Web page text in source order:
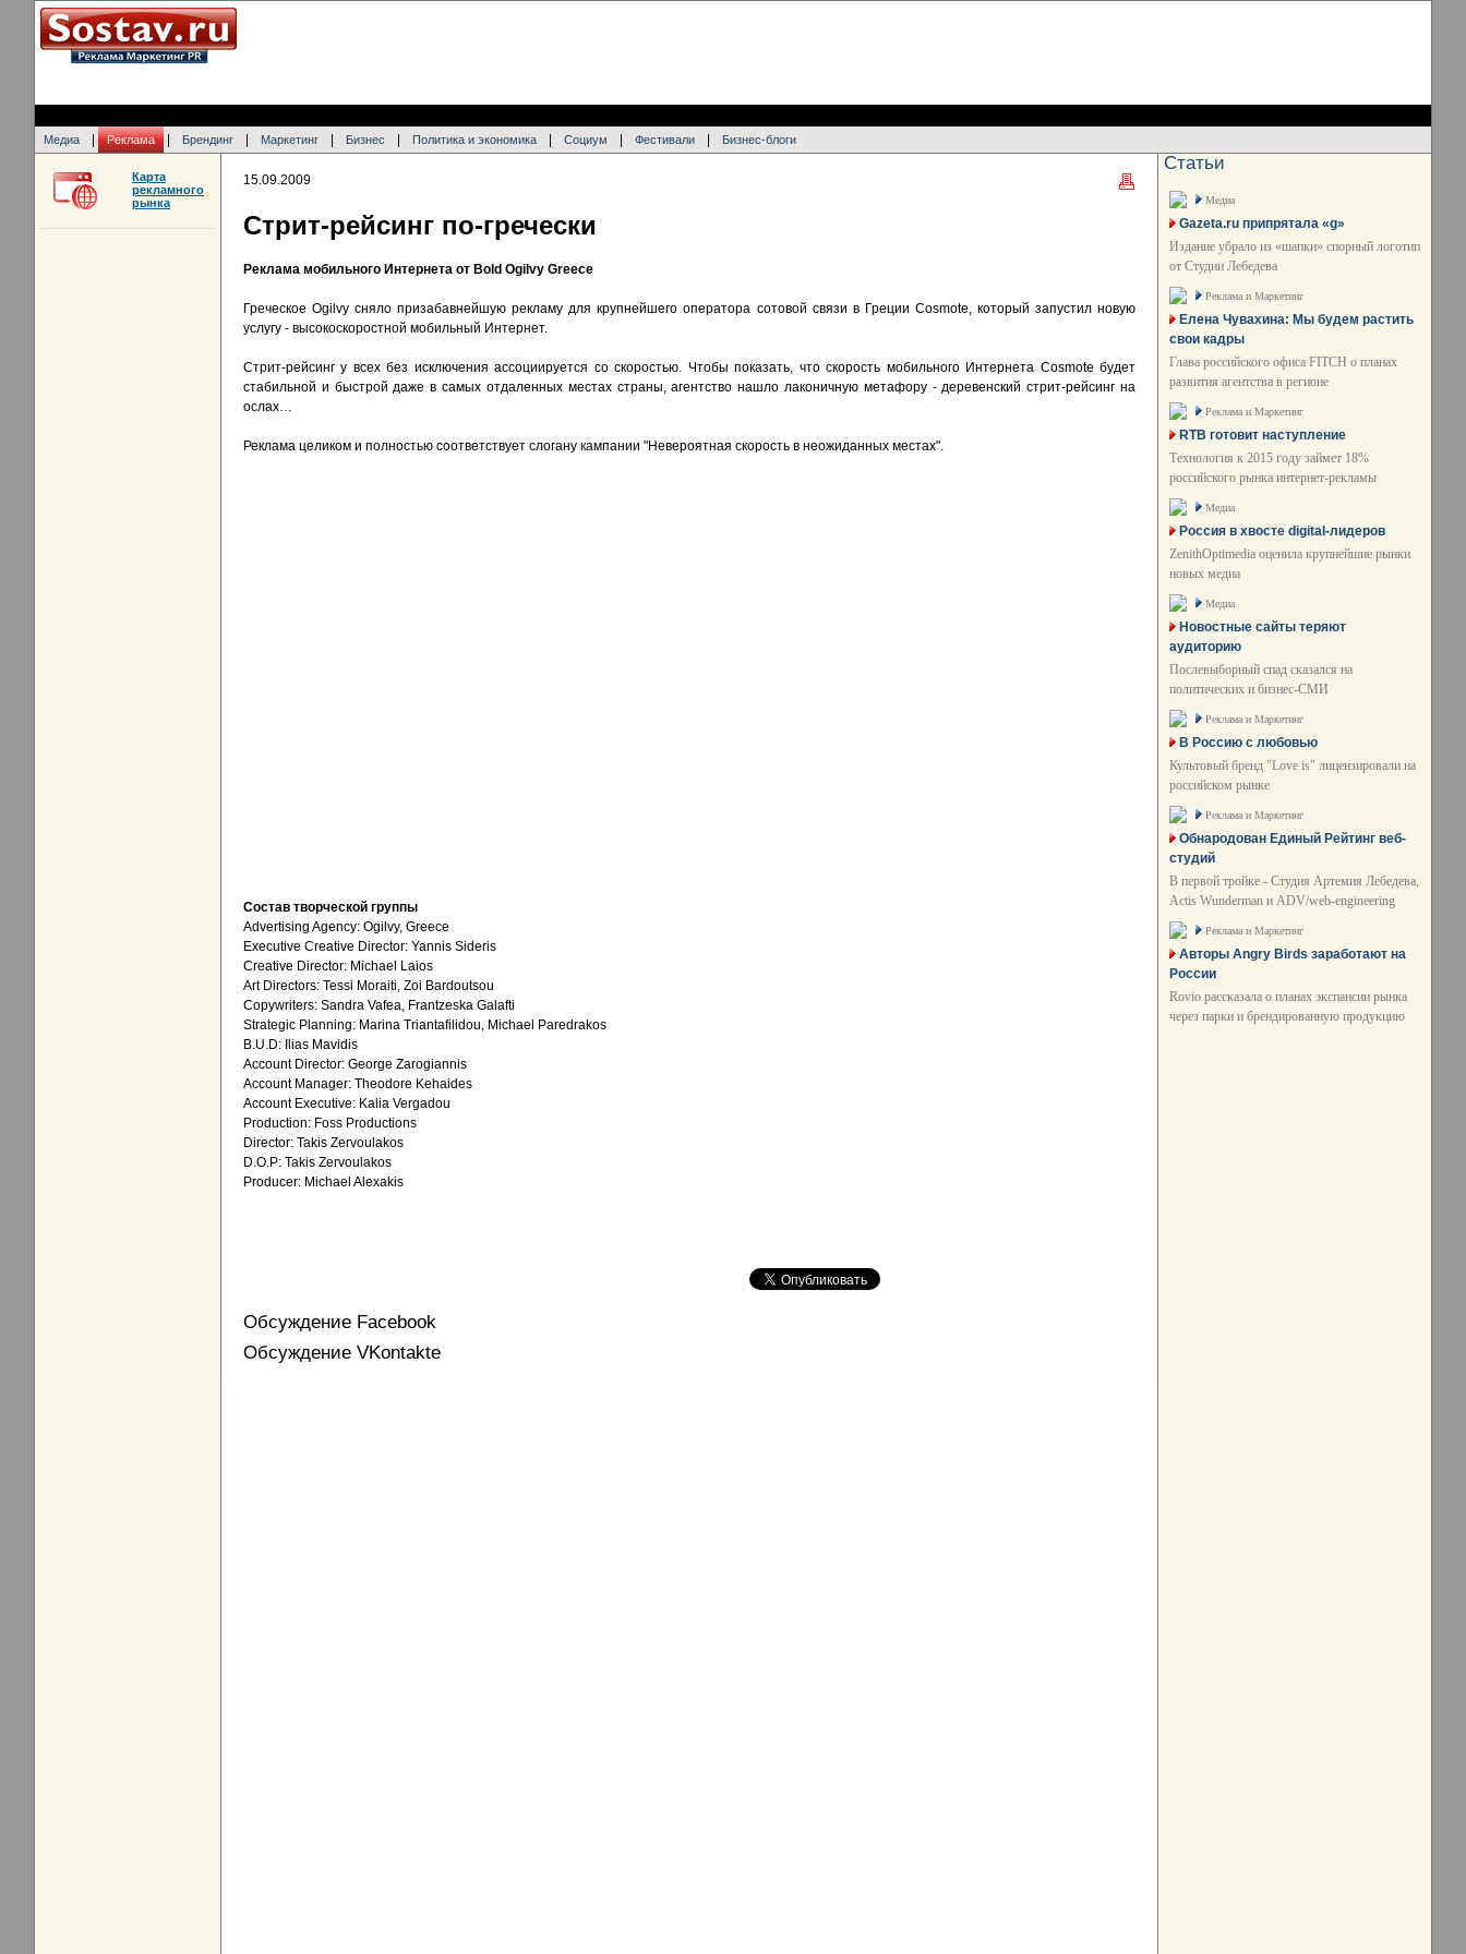
Медиа Реклама Брендинг Маркетинг Бизнес Политика и экономика Социум Фестивали Бизнес-блоги
15.09.2009
Стрит-рейсинг по-гречески
Реклама мобильного Интернета от Bold Ogilvy Greece
Греческое Ogilvy сняло призабавнейшую рекламу для крупнейшего оператора сотовой связи в Греции Cosmote, который запустил новую
услугу - высокоскоростной мобильный Интернет.
Стрит-рейсинг у всех без исключения ассоциируется со скоростью. Чтобы показать, что скорость мобильного Интернета Cosmote будет
стабильной и быстрой даже в самых отдаленных местах страны, агентство нашло лаконичную метафору - деревенский стрит-рейсинг на
ослах…
Реклама целиком и полностью соответствует слогану кампании "Невероятная скорость в неожиданных местах".
Состав творческой группы
Advertising Agency: Ogilvy, Greece
Executive Creative Director: Yannis Sideris
Creative Director: Michael Laios
Art Directors: Tessi Moraiti, Zoi Bardoutsou
Copywriters: Sandra Vafea, Frantzeska Galafti
Strategic Planning: Marina Triantafilidou, Michael Paredrakos
B.U.D: Ilias Mavidis
Account Director: George Zarogiannis
Account Manager: Theodore Kehaides
Account Executive: Kalia Vergadou
Production: Foss Productions
Director: Takis Zervoulakos
D.O.P: Takis Zervoulakos
Producer: Michael Alexakis
Обсуждение Facebook
Обсуждение VKontakte
Карта
рекламного
рынка
Статьи
Медиа
Gazeta.ru припрятала «g»
Издание убрало из «шапки» спорный логотип
от Студии Лебедева
Реклама и Маркетинг
Елена Чувахина: Мы будем растить
свои кадры
Глава российского офиса FITCH о планах
развития агентства в регионе
Реклама и Маркетинг
RTB готовит наступление
Технология к 2015 году займет 18%
российского рынка интернет-рекламы
Медиа
Россия в хвосте digital-лидеров
ZenithOptimedia оценила крупнейшие рынки
новых медиа
Медиа
Новостные сайты теряют
аудиторию
Послевыборный спад сказался на
политических и бизнес-СМИ
Реклама и Маркетинг
В Россию с любовью
Культовый бренд "Love is" лицензировали на
российском рынке
Реклама и Маркетинг
Обнародован Единый Рейтинг веб-
студий
В первой тройке - Студия Артемия Лебедева,
Actis Wunderman и ADV/web-engineering
Реклама и Маркетинг
Авторы Angry Birds заработают на
России
Rovio рассказала о планах экспансии рынка
через парки и брендированную продукцию